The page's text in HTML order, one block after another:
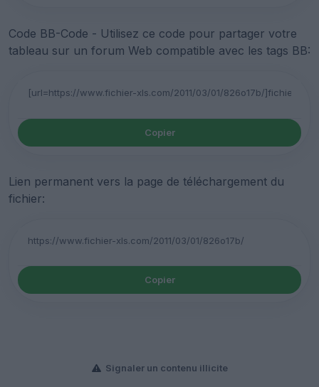
Code BB-Code - Utilisez ce code pour partager votre
tableau sur un forum Web compatible avec les tags BB:
Copier
Lien permanent vers la page de téléchargement du
fichier:
Copier
Signaler un contenu illicite